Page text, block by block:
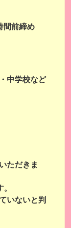
間前締め
中学校など
ただきま
いないと判